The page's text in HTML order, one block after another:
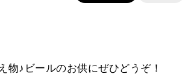
物♪ビールのお供にぜひどうぞ！